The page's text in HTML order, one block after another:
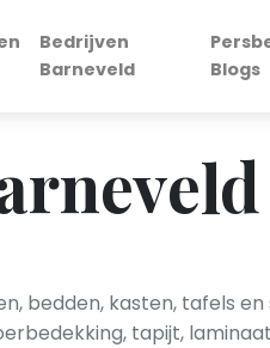
Bedrijven
Barneveld
Blogs
bedden, kasten, tafels
tapijt,